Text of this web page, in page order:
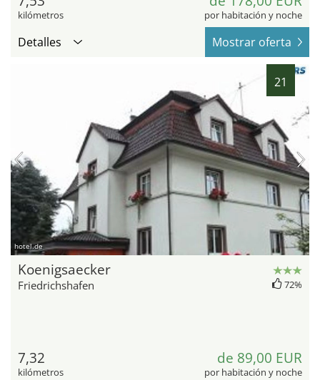
kilómetros por habitación y noche
Detalles Mostrar oferta
21
hotel.de
Koenigsaecker
Friedrichshafen 72%
7,32
kilómetros
de 89,00 EUR
por habitación y noche